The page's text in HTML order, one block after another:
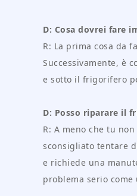
D: Cosa dovrei fare
R: La prima cosa da
Successivamente, è
e sotto il frigorifero
D: Posso riparare il
R: A meno che tu
sconsigliato tentare
e richiede una
problema serio